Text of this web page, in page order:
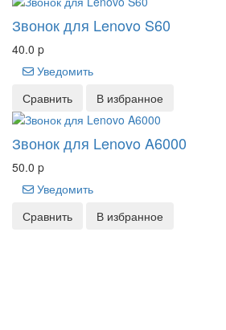
Звонок для Lenovo S60
40.0 p
Уведомить
Сравнить
В избранное
Звонок для Lenovo A6000
50.0 p
Уведомить
Сравнить
В избранное